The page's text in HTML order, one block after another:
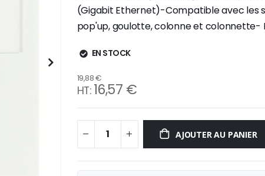
(Gigabit Ethernet)-Compatible avec les
pop'up, goulotte, colonne et colonnette-
EN STOCK
19,88 €
16,57 €
AJOUTER AU PANIER